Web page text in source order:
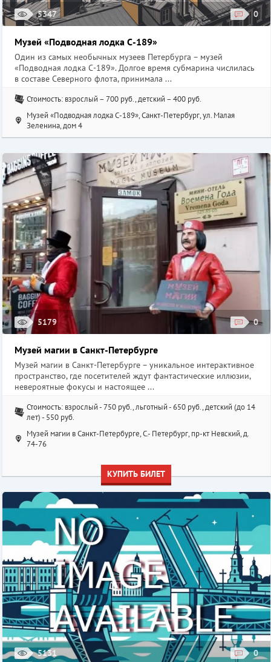
5347 0
Музей «Подводная лодка С-189»
Один из самых необычных музеев Петербурга – музей
«Подводная лодка С-189». Долгое время субмарина числилась
в составе Северного флота, принимала ...
Стоимость: взрослый – 700 руб., детский – 400 руб.
Музей «Подводная лодка С-189», Санкт-Петербург, ул. Малая
Зеленина, дом 4
5179 0
Музей магии в Санкт-Петербурге
Музей магии в Санкт-Петербурге – уникальное интерактивное
пространство, где посетителей ждут фантастические иллюзии,
невероятные фокусы и настоящее ...
Стоимость: взрослый - 750 руб., льготный - 650 руб., детский (до 14
лет) - 550 руб.
Музей магии в Санкт-Петербурге, С.- Петербург, пр-кт Невский, д.
74-76
КУПИТЬ БИЛЕТ
5131 0